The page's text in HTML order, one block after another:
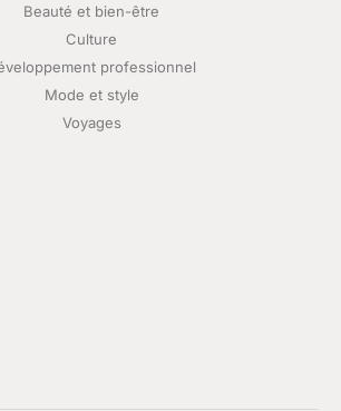
Beauté et bien-être
Culture
professionnel
Mode et style
Voyages